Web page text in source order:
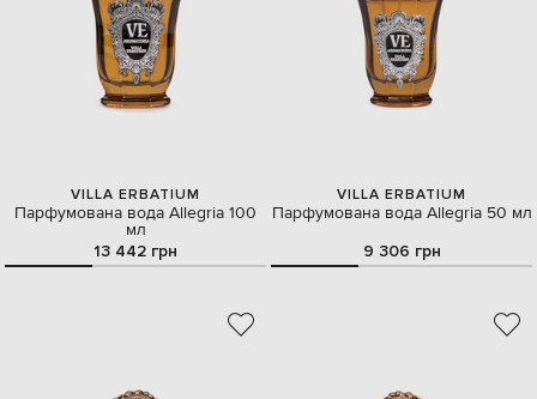
VILLA ERBATIUM
Парфумована вода Allegria 100
мл
13 442 грн
VILLA ERBATIUM
Парфумована вода Allegria 50 мл
9 306 грн